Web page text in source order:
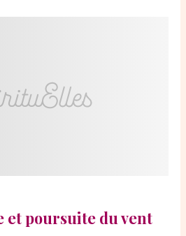
et poursuite du vent